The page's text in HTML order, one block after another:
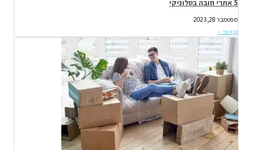
5 אתרי חובה בסלוניקי
ספטמבר 28, 2023
קרא עוד »